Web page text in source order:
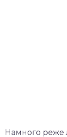
Намного